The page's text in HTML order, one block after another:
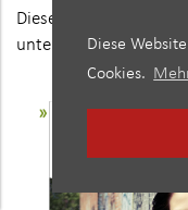
Diese
Cookies.
Diese Broschüren und
unter
Infomaterial.